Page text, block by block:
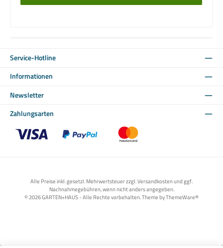
Service-Hotline
Informationen
Newsletter
Zahlungsarten
Alle Preise inkl. gesetzl. Mehrwertsteuer zzgl. Versandkosten und ggf.
Nachnahmegebühren, wenn nicht anders angegeben.
© 2026 GARTEN+HAUS - Alle Rechte vorbehalten. Theme byThemeWare®